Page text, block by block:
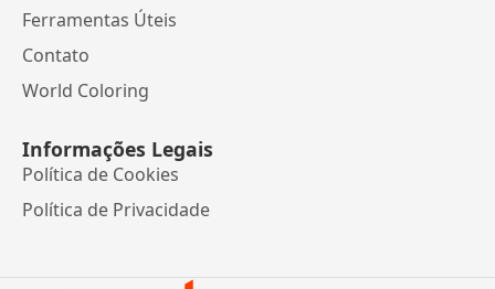
Ferramentas Úteis
Contato
World Coloring
Informações Legais
Política de Cookies
Política de Privacidade